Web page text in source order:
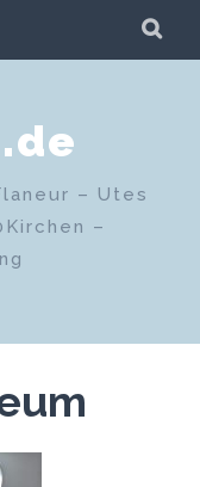
– Utes
–